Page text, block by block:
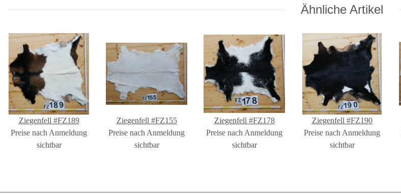
Ähnliche Artikel
Ziegenfell #FZ189
Preise nach Anmeldung
sichtbar
Ziegenfell #FZ155
Preise nach Anmeldung
sichtbar
Ziegenfell #FZ178
Preise nach Anmeldung
sichtbar
Ziegenfell #FZ190
Preise nach Anmeldung
sichtbar